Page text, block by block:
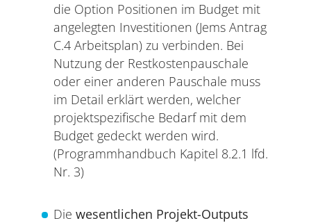
die Option Positionen im Budget mit
angelegten Investitionen (Jems Antrag
C.4 Arbeitsplan) zu verbinden. Bei
Nutzung der Restkostenpauschale
oder einer anderen Pauschale muss
im Detail erklärt werden, welcher
projektspezifische Bedarf mit dem
Budget gedeckt werden wird.
(Programmhandbuch Kapitel 8.2.1 lfd.
Nr. 3)
Die wesentlichen Projekt-Outputs